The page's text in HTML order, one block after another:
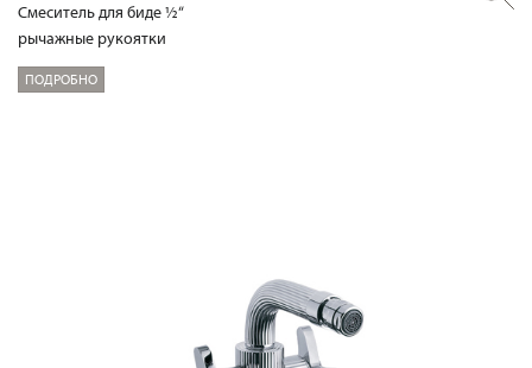
Смеситель для биде ½“
рычажные рукоятки
ПОДРОБНО